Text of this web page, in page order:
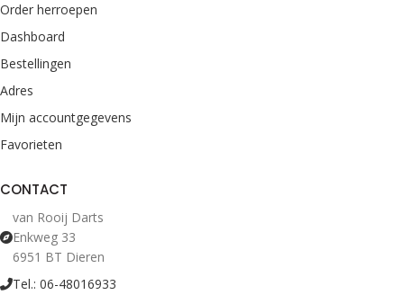
Order herroepen
Dashboard
Bestellingen
Adres
Mijn accountgegevens
Favorieten
CONTACT
van Rooij Darts
Enkweg 33
6951 BT Dieren
Tel.: 06-48016933